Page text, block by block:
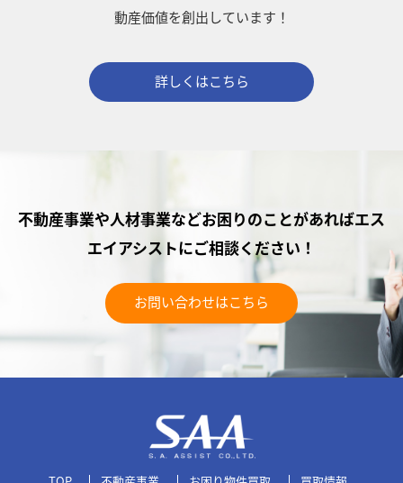
動産価値を創出しています！
詳しくはこちら
不動産事業や人材事業などお困りのことがあればエス
エイアシストにご相談ください！
お問い合わせはこちら